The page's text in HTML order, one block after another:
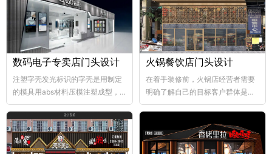
数码电子专卖店门头设计
注塑字壳发光标识的字壳是用制定
的模具用abs材料压模注塑成型，
abs韧性好、不易破碎...
火锅餐饮店门头设计
在着手装修前，火锅店经营者需要
明确了解自己的目标客户群体是哪
个层次，这样...